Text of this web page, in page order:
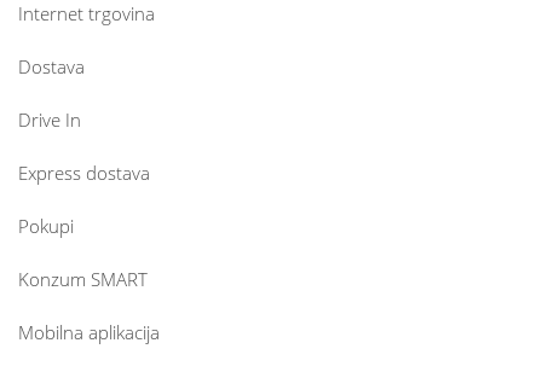
Internet trgovina
Dostava
Drive In
Express dostava
Pokupi
Konzum SMART
Mobilna aplikacija